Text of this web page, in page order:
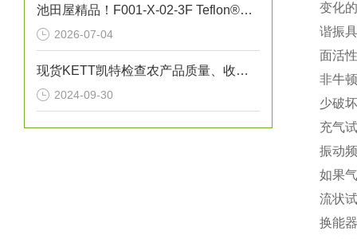
池田屋精品！F001-X-02-3F Teflon®真空吸笔技术参数
2026-07-04
现货KETT凯特检查农产品质量、收粮时！《软卡尔顿》
2024-09-30
变化
谐振
面活
非牛
少破
充气
振动
如果
流状
换能